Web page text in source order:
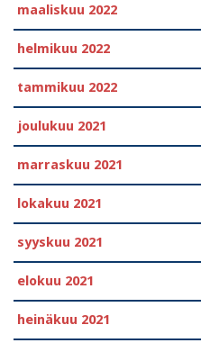
maaliskuu 2022
helmikuu 2022
tammikuu 2022
joulukuu 2021
marraskuu 2021
lokakuu 2021
syyskuu 2021
elokuu 2021
heinäkuu 2021